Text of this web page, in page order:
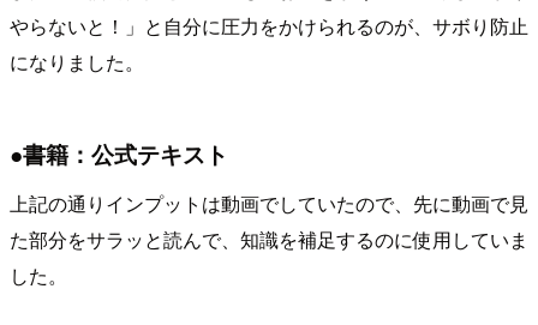
やらないと！」と自分に圧力をかけられるのが、サボり防止
になりました。
●書籍：公式テキスト
上記の通りインプットは動画でしていたので、先に動画で見
た部分をサラッと読んで、知識を補足するのに使用していま
した。